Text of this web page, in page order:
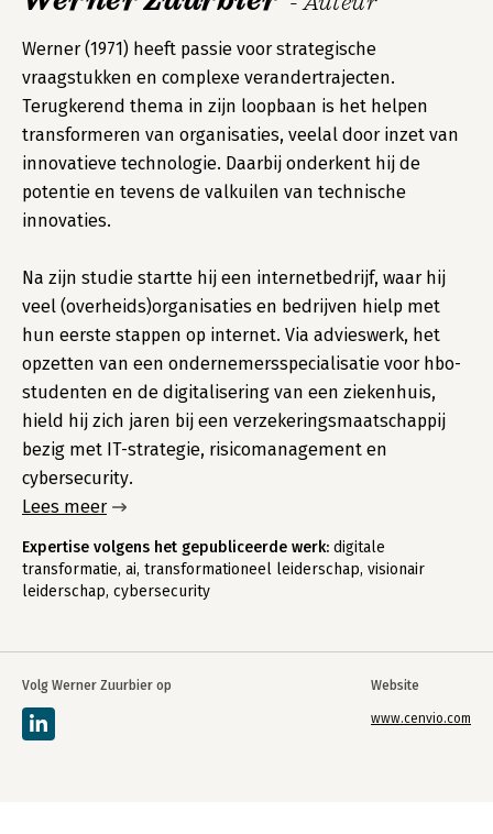
Volg Werner Zuurbier op Website
www.cenvio.com
Werner (1971) heeft passie voor strategische
vraagstukken en complexe verandertrajecten.
Terugkerend thema in zijn loopbaan is het helpen
transformeren van organisaties, veelal door inzet van
innovatieve technologie. Daarbij onderkent hij de
potentie en tevens de valkuilen van technische
innovaties.
Na zijn studie startte hij een internetbedrijf, waar hij
veel (overheids)organisaties en bedrijven hielp met
hun eerste stappen op internet. Via advieswerk, het
opzetten van een ondernemersspecialisatie voor hbo-
studenten en de digitalisering van een ziekenhuis,
hield hij zich jaren bij een verzekeringsmaatschappij
bezig met IT-strategie, risicomanagement en
cybersecurity.
Lees meer
Expertise volgens het gepubliceerde werk: digitale
transformatie, ai, transformationeel leiderschap, visionair
leiderschap, cybersecurity